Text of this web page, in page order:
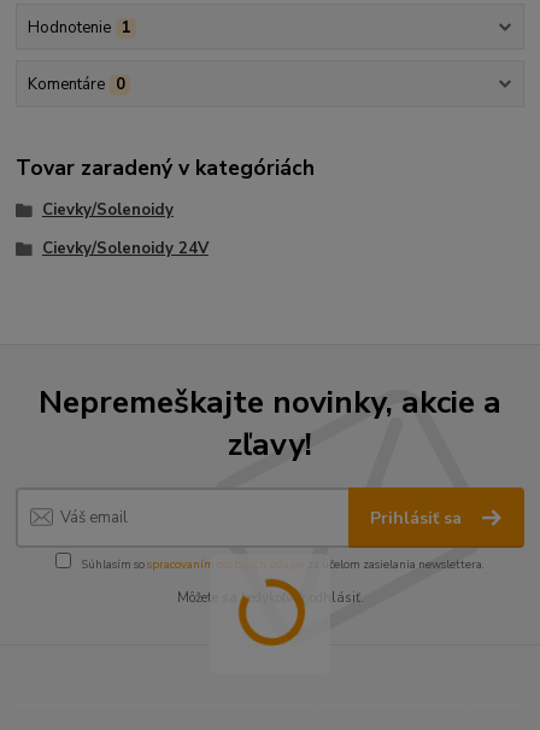
Hodnotenie 1
Komentáre 0
Tovar zaradený v kategóriách
Cievky/Solenoidy
Cievky/Solenoidy 24V
Nepremeškajte novinky, akcie a
zľavy!
Prihlásiť sa
Súhlasím sospracovaním osobných údajov za účelom zasielania newslettera.
Môžete sa kedykoľvek odhlásiť.